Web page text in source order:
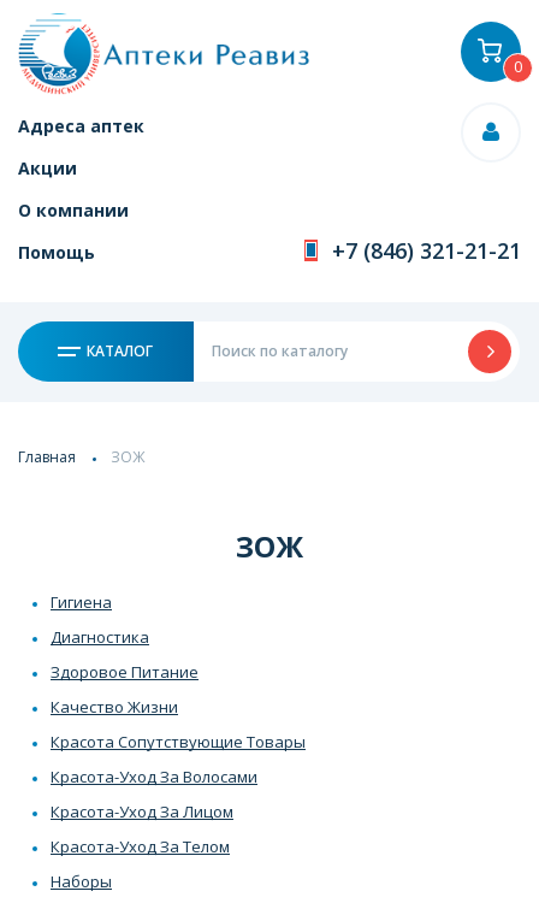
Адреса аптек
Акции
О компании
Помощь
+7 (846) 321-21-21
КАТАЛОГ
0
Главная ЗОЖ
ЗОЖ
Гигиена
Диагностика
Здоровое Питание
Качество Жизни
Красота Сопутствующие Товары
Красота-Уход За Волосами
Красота-Уход За Лицом
Красота-Уход За Телом
Наборы